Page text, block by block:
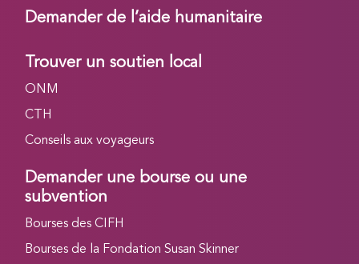
Demander de l’aide humanitaire
Trouver un soutien local
ONM
CTH
Conseils aux voyageurs
Demander une bourse ou une
subvention
Bourses des CIFH
Bourses de la Fondation Susan Skinner